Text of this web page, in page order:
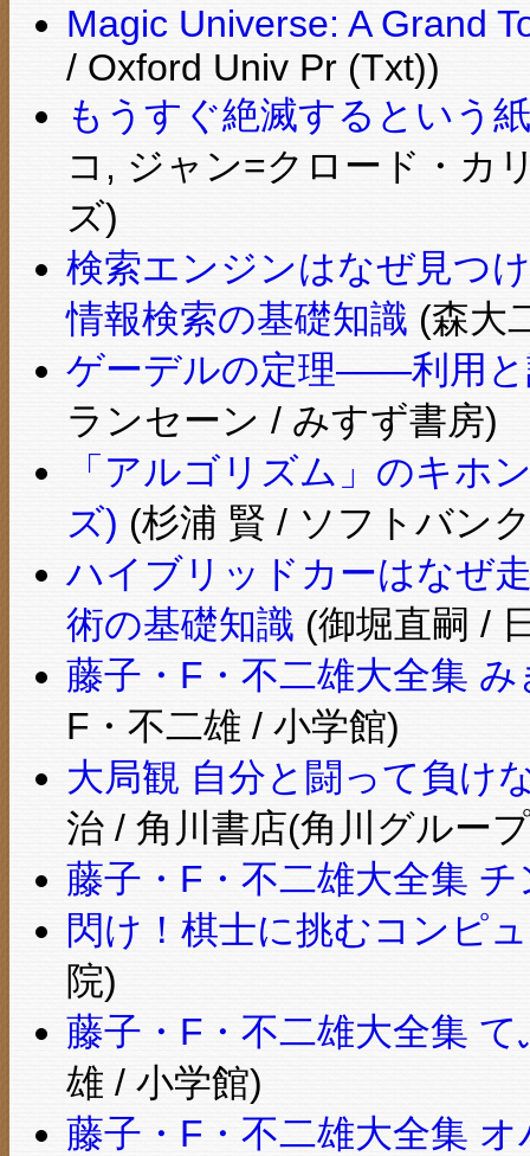
Magic Universe: A Grand
/ Oxford Univ Pr (Txt))
もうすぐ絶滅するという
コ, ジャン=クロード・カ
ズ)
検索エンジンはなぜ見
情報検索の基礎知識 (森大
ゲーデルの定理――利用と
ランセーン / みすず書房)
「アルゴリズム」のキホ
ズ) (杉浦 賢 / ソフトバン
ハイブリッドカーはなぜ
術の基礎知識 (御堀直嗣 /
藤子・F・不二雄大全集
F・不二雄 / 小学館)
大局観 自分と闘って負け
治 / 角川書店(角川グルー
藤子・F・不二雄大全集
閃け！棋士に挑むコンピ
院)
藤子・F・不二雄大全集
雄 / 小学館)
藤子・F・不二雄大全集